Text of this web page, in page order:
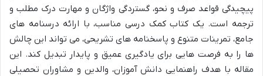
پیچیدگی قواعد صرف و نحو، گستردگی واژگان و مهارت درک مطلب و
ترجمه است. یک کتاب کمک درسی مناسب، با ارائه درسنامه های
جامع، تمرینات متنوع و پاسخنامه های تشریحی، می تواند این چالش
ها را به فرصت هایی برای یادگیری عمیق و پایدار تبدیل کند. این
مقاله با هدف راهنمایی دانش آموزان، والدین و مشاوران تحصیلی